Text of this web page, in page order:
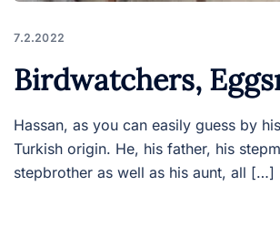
7.2.2022
Birdwatchers,
Hassan, as you can easily guess by
Turkish origin. He, his father, his
stepbrother as well as his aunt, all […]